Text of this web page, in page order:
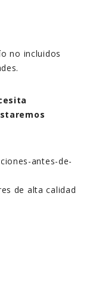
no incluidos
de alta calidad